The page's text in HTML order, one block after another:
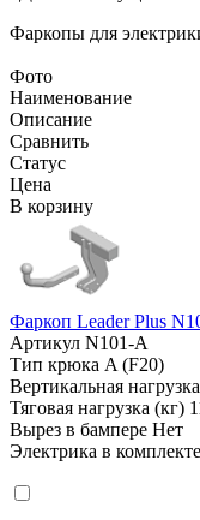
Фаркопы для
Фото
Наименование
Описание
Сравнить
Статус
Цена
В корзину
Фаркоп Leader Plus
Артикул N101-A
Тип крюка A (F20)
Вертикальная
Тяговая нагрузка (кг)
Вырез в бампере Нет
Электрика в комплекте